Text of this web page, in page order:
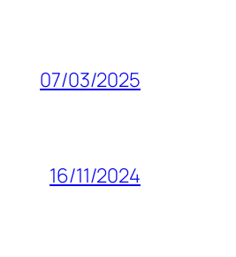
07/03/2025
16/11/2024